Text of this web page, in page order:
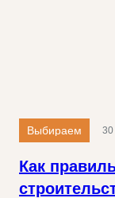
Выбираем
Как
30